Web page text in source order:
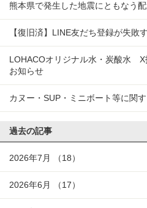
熊本県で発生した地震にともなう
【復旧済】LINE友だち登録が失敗
LOHACOオリジナル水・炭酸水
お知らせ
カヌー・SUP・ミニボート等に関
過去の記事
2026年7月 （18）
2026年6月 （17）